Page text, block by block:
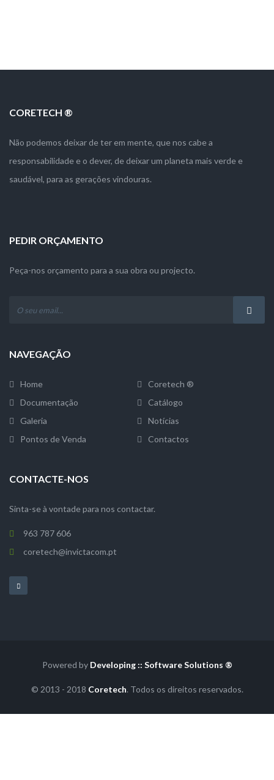
CORETECH ®
Não podemos deixar de ter em mente, que nos cabe a
responsabilidade e o dever, de deixar um planeta mais verde e
saudável, para as gerações vindouras.
PEDIR ORÇAMENTO
Peça-nos orçamento para a sua obra ou projecto.
NAVEGAÇÃO
Home
Coretech ®
Documentação
Catálogo
Galeria
Notícias
Pontos de Venda
Contactos
CONTACTE-NOS
Sinta-se à vontade para nos contactar.
963 787 606
coretech@invictacom.pt
Powered by Developing :: Software Solutions ®
© 2013 - 2018 Coretech. Todos os direitos reservados.